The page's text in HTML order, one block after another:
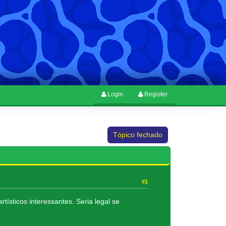
Register
Login
Tópico fechado
#1
interessantes. Seria legal se